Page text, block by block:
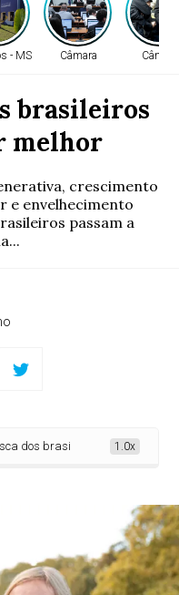
- MS Câmara Câmara
brasileiros
melhor
crescimento
e envelhecimento
passam a
brasileiros é envelhecer melhor
1.0x